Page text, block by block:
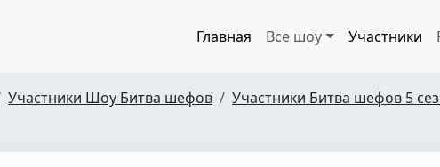
Главная Все шоу Участники
Участники Шоу Битва шефов Участники Битва шефов 5